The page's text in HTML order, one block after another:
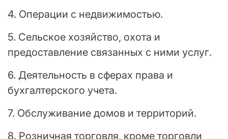
4. Операции с недвижимостью.
5. Сельское хозяйство, охота и
предоставление связанных с ними услуг.
6. Деятельность в сферах права и
бухгалтерского учета.
7. Обслуживание домов и территорий.
8. Розничная торговля, кроме торговли